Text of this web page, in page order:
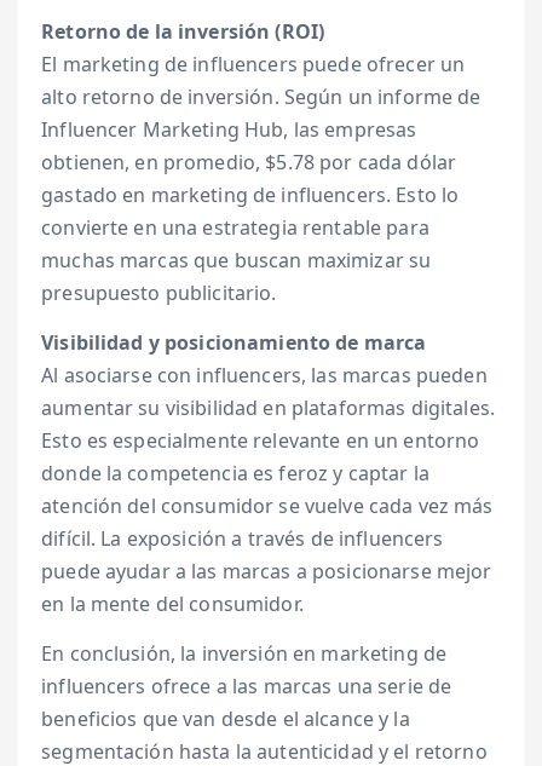
Retorno de la inversión (ROI)
El marketing de influencers puede ofrecer un
alto retorno de inversión. Según un informe de
Influencer Marketing Hub, las empresas
obtienen, en promedio, $5.78 por cada dólar
gastado en marketing de influencers. Esto lo
convierte en una estrategia rentable para
muchas marcas que buscan maximizar su
presupuesto publicitario.
Visibilidad y posicionamiento de marca
Al asociarse con influencers, las marcas pueden
aumentar su visibilidad en plataformas digitales.
Esto es especialmente relevante en un entorno
donde la competencia es feroz y captar la
atención del consumidor se vuelve cada vez más
difícil. La exposición a través de influencers
puede ayudar a las marcas a posicionarse mejor
en la mente del consumidor.
En conclusión, la inversión en marketing de
influencers ofrece a las marcas una serie de
beneficios que van desde el alcance y la
segmentación hasta la autenticidad y el retorno